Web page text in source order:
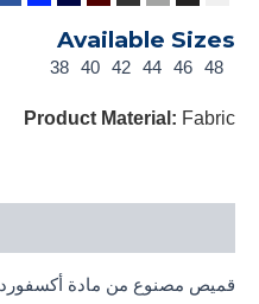
Available Sizes
38 40 42 44 46 48
Product Material: Fabric
قميص مصنوع من مادة